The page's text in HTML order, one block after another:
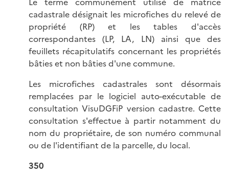
cadastrale désignait les microfiches du relevé de
propriété (RP) et les tables d'accès
correspondantes (LP, LA, LN) ainsi que des
feuillets récapitulatifs concernant les propriétés
bâties et non bâties d'une commune.
Les microfiches cadastrales sont désormais
remplacées par le logiciel auto-exécutable de
consultation VisuDGFiP version cadastre. Cette
consultation s'effectue à partir notamment du
nom du propriétaire, de son numéro communal
ou de l'identifiant de la parcelle, du local.
350